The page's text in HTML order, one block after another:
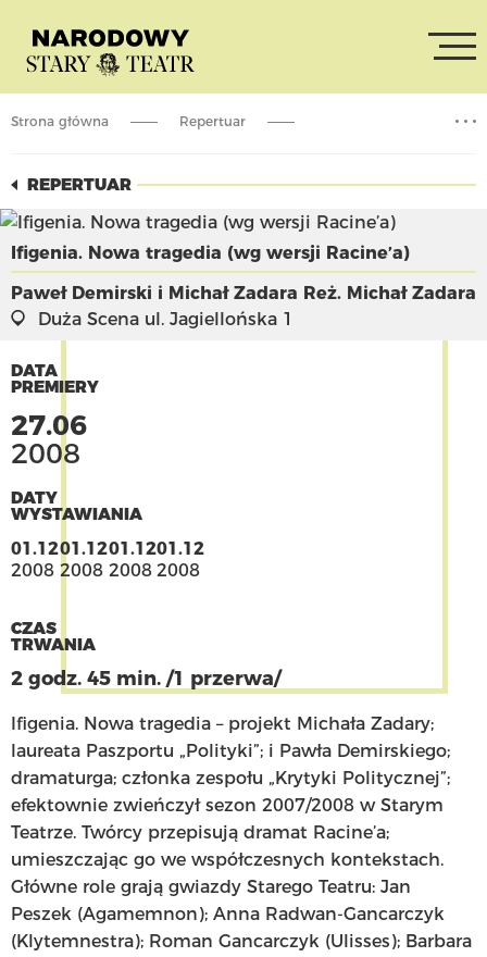
Strona główna
Repertuar
REPERTUAR
Ifigenia. Nowa tragedia (wg wersji Racine’a)
Paweł Demirski i Michał Zadara Reż. Michał Zadara
Duża Scena ul. Jagiellońska 1
DATA
PREMIERY
27.06
2008
DATY
WYSTAWIANIA
01.12
2008
01.12
2008
01.12
2008
01.12
2008
CZAS
TRWANIA
2 godz. 45 min. /1 przerwa/
Ifigenia. Nowa tragedia – projekt Michała Zadary;
laureata Paszportu „Polityki”; i Pawła Demirskiego;
dramaturga; członka zespołu „Krytyki Politycznej”;
efektownie zwieńczył sezon 2007/2008 w Starym
Teatrze. Twórcy przepisują dramat Racine’a;
umieszczając go we współczesnych kontekstach.
Główne role grają gwiazdy Starego Teatru: Jan
Peszek (Agamemnon); Anna Radwan-Gancarczyk
(Klytemnestra); Roman Gancarczyk (Ulisses); Barbara